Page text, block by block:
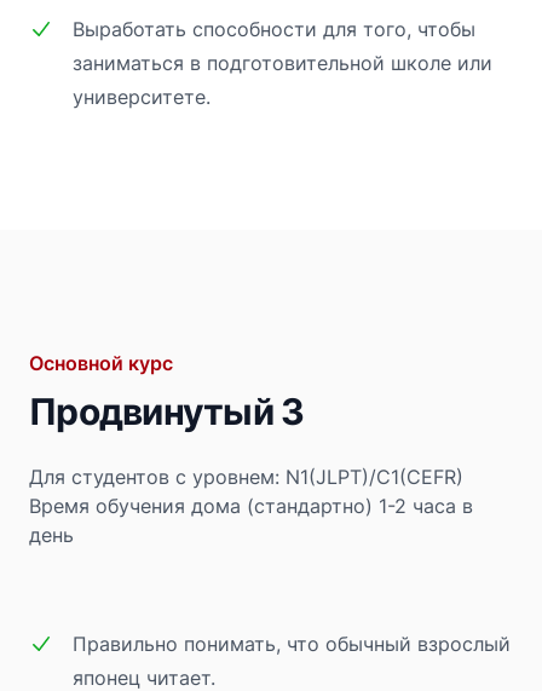
Выработать способности для того, чтобы
заниматься в подготовительной школе или
университете.
Основной курс
Продвинутый 3
Для студентов с уровнем: N1(JLPT)/C1(CEFR)
Время обучения дома (стандартно) 1-2 часа в
день
Правильно понимать, что обычный взрослый
японец читает.